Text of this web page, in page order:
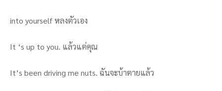
into yourself หลงตัวเอง
It ‘s up to you. แล้วแต่คุณ
It’s been driving me nuts. ฉันจะบ้าตายแล้ว